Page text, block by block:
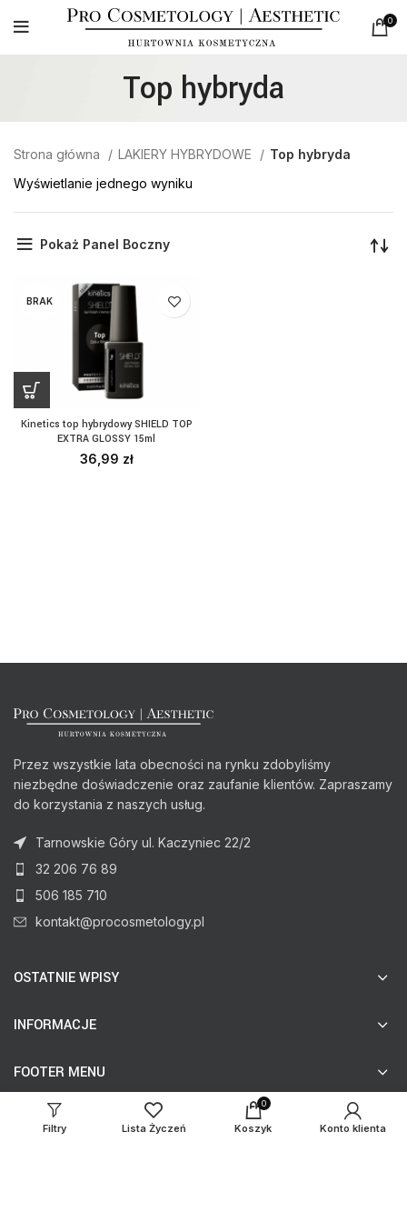
0
Top hybryda
Strona główna LAKIERY HYBRYDOWE
Top hybryda
Wyświetlanie jednego wyniku
Pokaż Panel Boczny
BRAK
Kinetics top hybrydowy SHIELD TOP
EXTRA GLOSSY 15ml
36,99 zł
Przez wszystkie lata obecności na rynku zdobyliśmy
niezbędne doświadczenie oraz zaufanie klientów. Zapraszamy
do korzystania z naszych usług.
Tarnowskie Góry ul. Kaczyniec 22/2
32 206 76 89
506 185 710
kontakt@procosmetology.pl
OSTATNIE WPISY
INFORMACJE
FOOTER MENU
Filtry Lista Życzeń
0
Koszyk Konto klienta